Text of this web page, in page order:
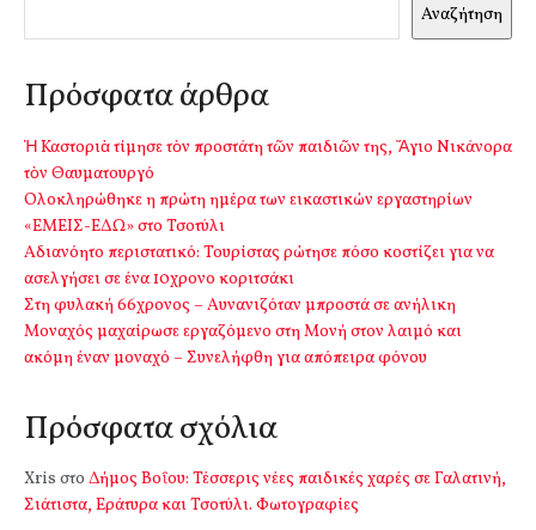
Αναζήτηση
Πρόσφατα άρθρα
Ἡ Καστοριὰ τίμησε τὸν προστάτη τῶν παιδιῶν της, Ἅγιο Νικάνορα
τὸν Θαυματουργό
Ολοκληρώθηκε η πρώτη ημέρα των εικαστικών εργαστηρίων
«ΕΜΕΙΣ-ΕΔΩ» στο Τσοτύλι
Αδιανόητο περιστατικό: Τουρίστας ρώτησε πόσο κοστίζει για να
ασελγήσει σε ένα 10χρονο κοριτσάκι
Στη φυλακή 66χρονος – Αυνανιζόταν μπροστά σε ανήλικη
Μοναχός μαχαίρωσε εργαζόμενο στη Μονή στον λαιμό και
ακόμη έναν μοναχό – Συνελήφθη για απόπειρα φόνου
Πρόσφατα σχόλια
Xris στο Δήμος Βοΐου: Τέσσερις νέες παιδικές χαρές σε Γαλατινή,
Σιάτιστα, Εράτυρα και Τσοτύλι. Φωτογραφίες